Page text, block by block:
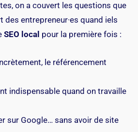
on a couvert les questions que
des entrepreneur·es quand iels
SEO local pour la première fois :
le référencement
indispensable quand on travaille
sur Google… sans avoir de site